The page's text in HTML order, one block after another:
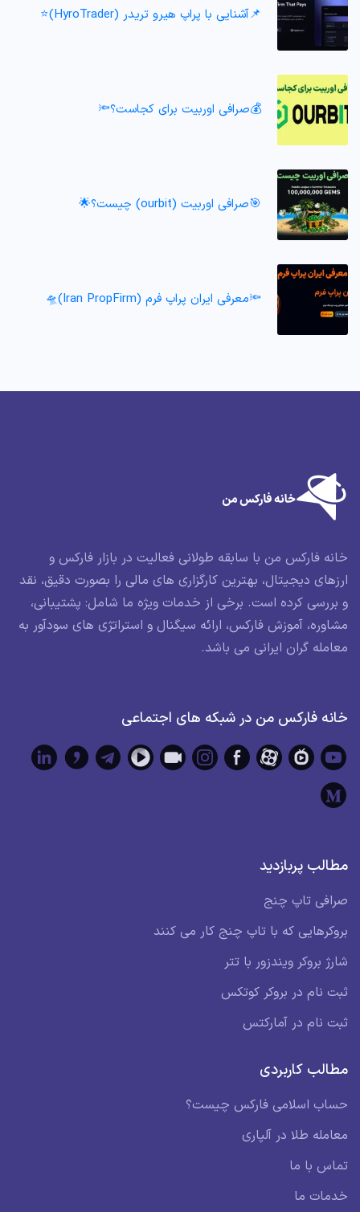
📌آشنایی با پراپ هیرو تریدر (HyroTrader)⭐️
💰صرافی اوربیت برای کجاست؟🔦
🎯صرافی اوربیت (ourbit) چیست؟🌟
🔦معرفی ایران پراپ فرم (Iran PropFirm)🛸
خانه فارکس من با سابقه طولانی فعالیت در بازار فارکس و
ارزهای دیجیتال، بهترین کارگزاری های مالی را بصورت دقیق، نقد
و بررسی کرده است. برخی از خدمات ویژه ما شامل: پشتیبانی،
مشاوره، آموزش فارکس، ارائه سیگنال و استراتژی های سودآور به
معامله گران ایرانی می باشد.
خانه فارکس من در شبکه های اجتماعی
مطالب پربازدید
صرافی تاپ چنج
بروکرهایی که با تاپ چنج کار می کنند
شارژ بروکر ویندزور با تتر
ثبت نام در بروکر کوتکس
ثبت نام در آمارکتس
مطالب کاربردی
حساب اسلامی فارکس چیست؟
معامله طلا در آلپاری
تماس با ما
خدمات ما